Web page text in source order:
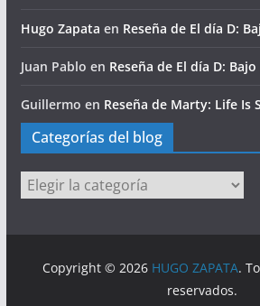
Hugo Zapata en Reseña de El día D:
Juan Pablo en Reseña de El día D:
Guillermo en Reseña de Marty: Life Is
Categorías del blog
Categorías
del
Copyright © 2026 HUGO ZAPATA.
reservados.